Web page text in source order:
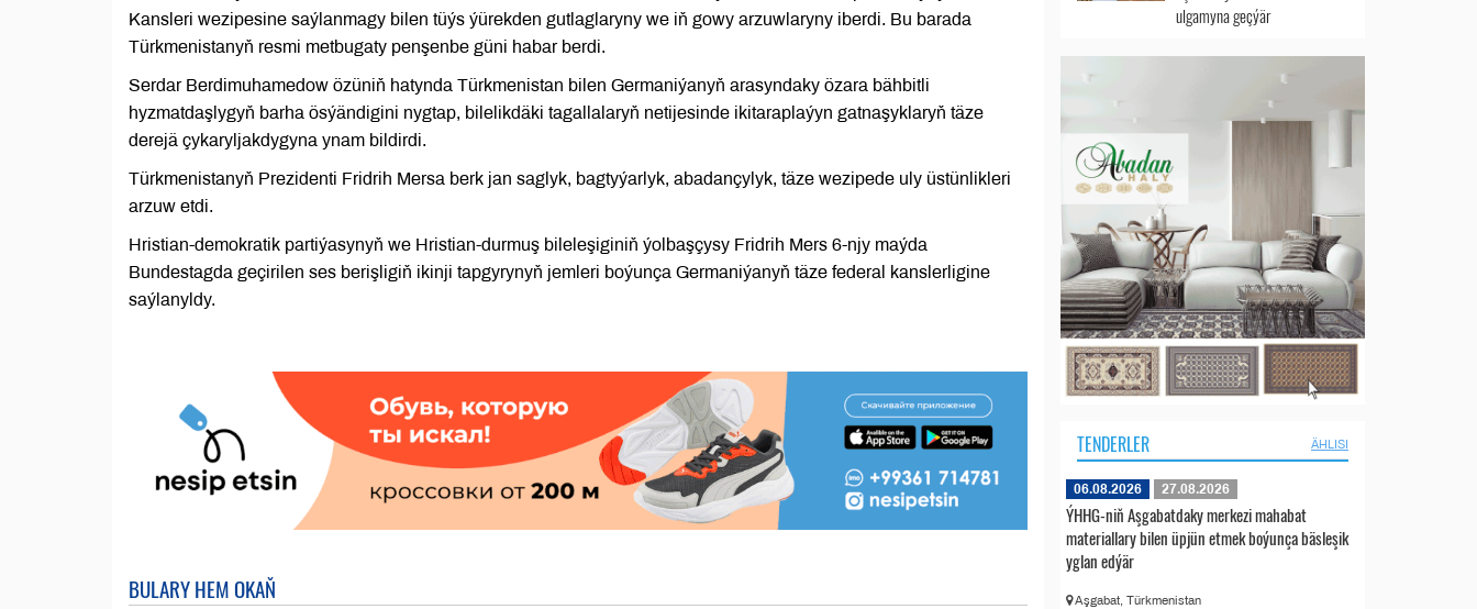
Kansleri wezipesine saýlanmagy bilen tüýs ýürekden gutlaglaryny we iň gowy arzuwlaryny iberdi. Bu barada
Türkmenistanyň resmi metbugaty penşenbe güni habar berdi.
Serdar Berdimuhamedow özüniň hatynda Türkmenistan bilen Germaniýanyň arasyndaky özara bähbitli
hyzmatdaşlygyň barha ösýändigini nygtap, bilelikdäki tagallalaryň netijesinde ikitaraplaýyn gatnaşyklaryň täze
derejä çykaryljakdygyna ynam bildirdi.
Türkmenistanyň Prezidenti Fridrih Mersa berk jan saglyk, bagtyýarlyk, abadançylyk, täze wezipede uly üstünlikleri
arzuw etdi.
Hristian-demokratik partiýasynyň we Hristian-durmuş bileleşiginiň ýolbaşçysy Fridrih Mers 6-njy maýda
Bundestagda geçirilen ses berişligiň ikinji tapgyrynyň jemleri boýunça Germaniýanyň täze federal kanslerligine
saýlanyldy.
BULARY HEM OKAŇ
ulgamyna geçýär
TENDERLER ÄHLISI
06.08.2026 27.08.2026
ÝHHG-niň Aşgabatdaky merkezi mahabat
materiallary bilen üpjün etmek boýunça bäsleşik
yglan edýär
Aşgabat, Türkmenistan